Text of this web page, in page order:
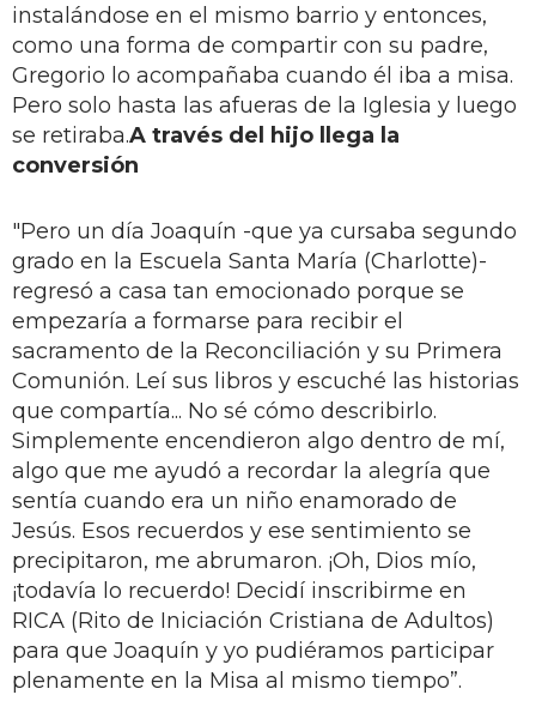
instalándose en el mismo barrio y entonces,
como una forma de compartir con su padre,
Gregorio lo acompañaba cuando él iba a misa.
Pero solo hasta las afueras de la Iglesia y luego
se retiraba.A través del hijo llega la
conversión
"Pero un día Joaquín -que ya cursaba segundo
grado en la Escuela Santa María (Charlotte)-
regresó a casa tan emocionado porque se
empezaría a formarse para recibir el
sacramento de la Reconciliación y su Primera
Comunión. Leí sus libros y escuché las historias
que compartía... No sé cómo describirlo.
Simplemente encendieron algo dentro de mí,
algo que me ayudó a recordar la alegría que
sentía cuando era un niño enamorado de
Jesús. Esos recuerdos y ese sentimiento se
precipitaron, me abrumaron. ¡Oh, Dios mío,
¡todavía lo recuerdo! Decidí inscribirme en
RICA (Rito de Iniciación Cristiana de Adultos)
para que Joaquín y yo pudiéramos participar
plenamente en la Misa al mismo tiempo”.